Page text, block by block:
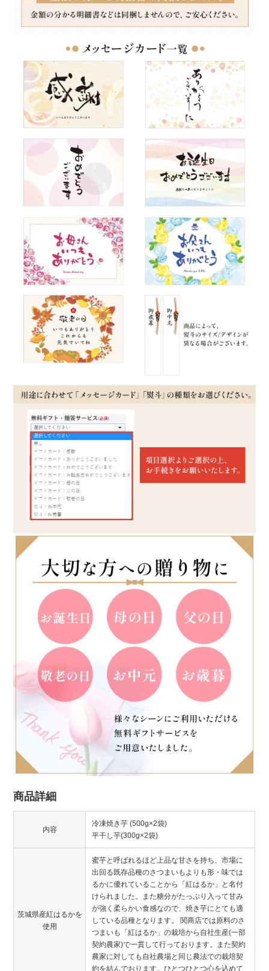
商品詳細
内容
冷凍焼き芋 (500g×2袋)
平干し芋(300g×2袋)
茨城県産紅はるかを
使用
蜜芋と呼ばれるほど上品な甘さを持ち、市場に
出回る既存品種のさつまいもよりも形・味では
るかに優れていることから「紅はるか」と名付
けられました。また糖分がたっぷり入って甘み
が強く柔らかい食感なので、焼き芋にとても適
している品種となります。 関商店では原料のさ
つまいも「紅はるか」の栽培から自社生産(一部
契約農家)で一貫して行っております。また契約
農家に対しても自社農場と同じ農法での栽培契
約を結んでおります。ひとつひとつ心を込めて